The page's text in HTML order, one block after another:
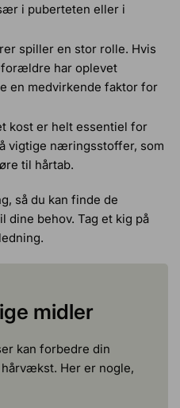
i puberteten eller i
spiller en stor rolle. Hvis
har oplevet
en medvirkende faktor for
kost er helt essentiel for
vigtige næringsstoffer, som
til hårtab.
så du kan finde de
dine behov. Tag et kig på
midler
kan forbedre din
Her er nogle,